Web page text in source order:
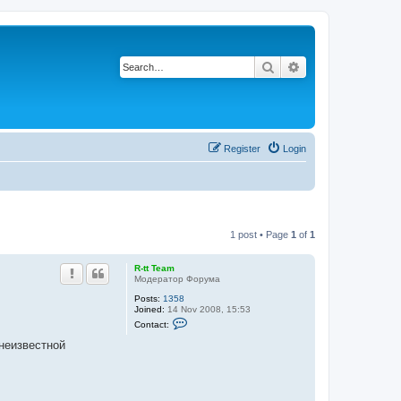
Search
Login
Register
1 post • Page 1 of 1
R-tt Team
Модератор Форума
Posts: 1358
Joined: 14 Nov 2008, 15:53
Contact: